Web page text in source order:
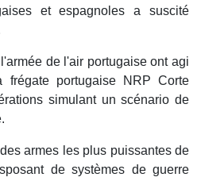
et espagnoles a suscité
de l'air portugaise ont agi
frégate portugaise NRP Corte
simulant un scénario de
armes les plus puissantes de
de systèmes de guerre